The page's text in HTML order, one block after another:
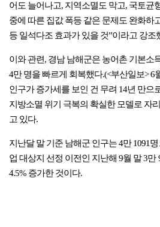
어도 늘어나고, 지역소멸도 막고, 국토균
중에 따른 집값 폭등 같은 문제도 완화하
등 일석다조 효과가 있을 것”이라고 강조
이와 관련, 경남 남해군은 농어촌 기본소
4만 명을 빠르게 회복했다.(<부산일보> 6
인구가 증가세를 보인 건 무려 14년 만으
지방소멸 위기 극복의 확실한 모델로 자
고 있다.
지난달 말 기준 남해군 인구는 4만 1091
업 대상지 선정 이전인 지난해 9월 말 3만
4.5% 증가한 것이다.